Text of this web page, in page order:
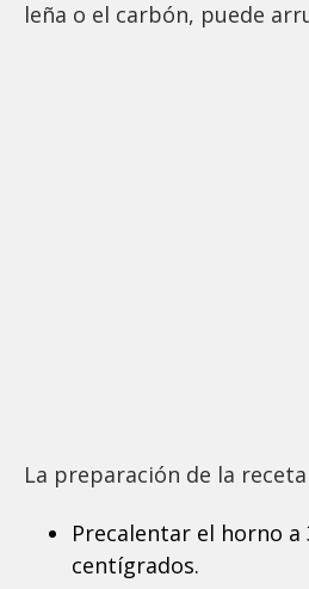
leña o el carbón, puede
La preparación de la
Precalentar el horno a
centígrados.